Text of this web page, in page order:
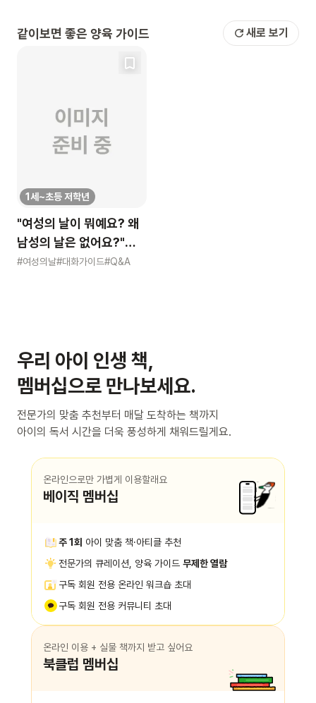
같이보면 좋은 양육 가이드 새로 보기
1세~초등 저학년
"여성의 날이 뭐예요? 왜
남성의 날은 없어요?"
묻는 어린이에게 이렇게
#여성의날#대화가이드#Q&A
우리 아이 인생 책,
멤버십으로 만나보세요.
전문가의 맞춤 추천부터 매달 도착하는 책까지
아이의 독서 시간을 더욱 풍성하게 채워드릴게요.
온라인으로만 가볍게 이용할래요
베이직 멤버십
주 1회 아이 맞춤 책·아티클 추천
전문가의 큐레이션, 양육 가이드 무제한 열람
구독 회원 전용 온라인 워크숍 초대
구독 회원 전용 커뮤니티 초대
온라인 이용 + 실물 책까지 받고 싶어요
북클럽 멤버십